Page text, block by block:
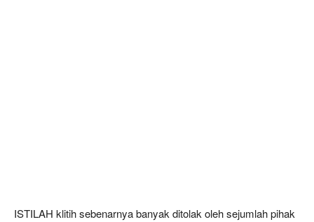
ISTILAH klitih sebenarnya banyak ditolak oleh sejumlah pihak